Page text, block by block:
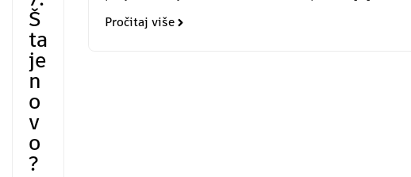
Š
ta
je
n
o
v
o
?
Pročitaj više